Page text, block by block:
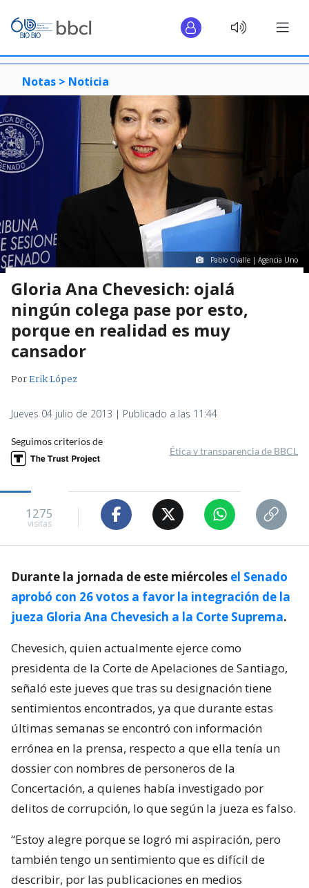
Notas > Noticia
Pablo Ovalle | Agencia Uno
Gloria Ana Chevesich: ojalá
ningún colega pase por esto,
porque en realidad es muy
cansador
PorErik López
Jueves 04 julio de 2013 | Publicado a las 11:44
Seguimos criterios de
Ética y transparencia de BBCL
1275
visitas
Durante la jornada de este miércoles el Senado
aprobó con 26 votos a favor la integración de la
jueza Gloria Ana Chevesich a la Corte Suprema.
Chevesich, quien actualmente ejerce como
presidenta de la Corte de Apelaciones de Santiago,
señaló este jueves que tras su designación tiene
sentimientos encontrados, ya que durante estas
últimas semanas se encontró con información
errónea en la prensa, respecto a que ella tenía un
dossier con nombres de personeros de la
Concertación, a quienes había investigado por
delitos de corrupción, lo que según la jueza es falso.
“Estoy alegre porque se logró mi aspiración, pero
también tengo un sentimiento que es difícil de
describir, por las publicaciones en medios